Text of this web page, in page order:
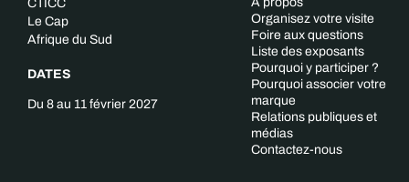
Le Cap
Afrique du Sud
DATES
Du 8 au 11 février 2027
Organisez votre visite
Foire aux questions
Liste des exposants
Pourquoi y participer ?
Pourquoi associer votre
marque
Relations publiques et
médias
Contactez-nous